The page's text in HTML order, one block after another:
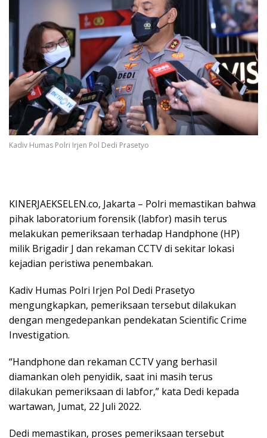
Kadiv Humas Polri Irjen Pol Dedi Prasetyo
KINERJAEKSELEN.co, Jakarta – Polri memastikan bahwa
pihak laboratorium forensik (labfor) masih terus
melakukan pemeriksaan terhadap Handphone (HP)
milik Brigadir J dan rekaman CCTV di sekitar lokasi
kejadian peristiwa penembakan.
Kadiv Humas Polri Irjen Pol Dedi Prasetyo
mengungkapkan, pemeriksaan tersebut dilakukan
dengan mengedepankan pendekatan Scientific Crime
Investigation.
“Handphone dan rekaman CCTV yang berhasil
diamankan oleh penyidik, saat ini masih terus
dilakukan pemeriksaan di labfor,” kata Dedi kepada
wartawan, Jumat, 22 Juli 2022.
Dedi memastikan, proses pemeriksaan tersebut